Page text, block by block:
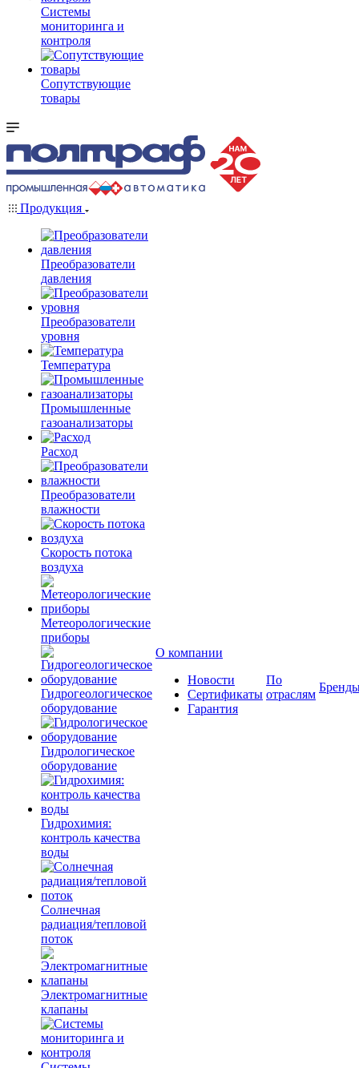
Системы
мониторинга и
контроля
Сопутствующие
товары
Продукция
Преобразователи
давления
Преобразователи
уровня
Температура
Промышленные
газоанализаторы
Расход
Преобразователи
влажности
Скорость потока
воздуха
Метеорологические
приборы
Гидрогеологическое
оборудование
Гидрологическое
оборудование
Гидрохимия:
контроль качества
воды
Солнечная
радиация/тепловой
поток
Электромагнитные
клапаны
О компании
Новости
Сертификаты
Гарантия
По
отраслям